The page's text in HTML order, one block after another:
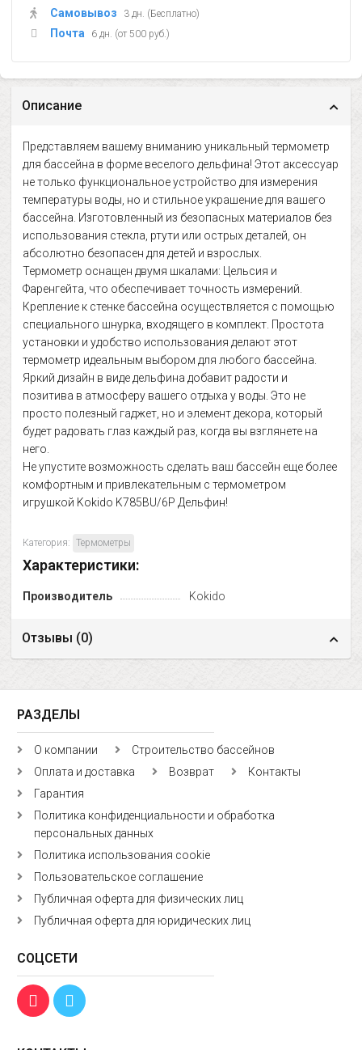
Самовывоз 3 дн. (Бесплатно)
Почта 6 дн. (от 500 руб.)
Описание
Представляем вашему вниманию уникальный термометр
для бассейна в форме веселого дельфина! Этот аксессуар
не только функциональное устройство для измерения
температуры воды, но и стильное украшение для вашего
бассейна. Изготовленный из безопасных материалов без
использования стекла, ртути или острых деталей, он
абсолютно безопасен для детей и взрослых.
Термометр оснащен двумя шкалами: Цельсия и
Фаренгейта, что обеспечивает точность измерений.
Крепление к стенке бассейна осуществляется с помощью
специального шнурка, входящего в комплект. Простота
установки и удобство использования делают этот
термометр идеальным выбором для любого бассейна.
Яркий дизайн в виде дельфина добавит радости и
позитива в атмосферу вашего отдыха у воды. Это не
просто полезный гаджет, но и элемент декора, который
будет радовать глаз каждый раз, когда вы взглянете на
него.
Не упустите возможность сделать ваш бассейн еще более
комфортным и привлекательным с термометром
игрушкой Kokido K785BU/6P Дельфин!
Категория: Термометры
Характеристики:
Производитель Kokido
Отзывы (0)
РАЗДЕЛЫ
О компании
Строительство бассейнов
Оплата и доставка
Возврат
Контакты
Гарантия
Политика конфиденциальности и обработка
персональных данных
Политика использования cookie
Пользовательское соглашение
Публичная оферта для физических лиц
Публичная оферта для юридических лиц
СОЦСЕТИ